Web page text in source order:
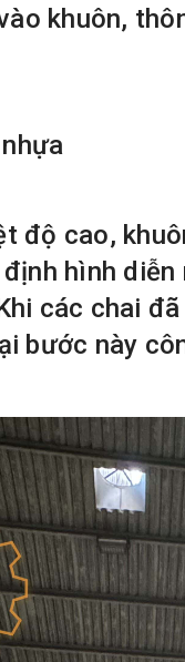
khuôn,
độ cao,
hình
các chai
bước này